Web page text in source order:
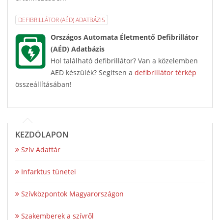
DEFIBRILLÁTOR (AÉD) ADATBÁZIS
Országos Automata Életmentő Defibrillátor
(AÉD) Adatbázis
Hol található defibrillátor? Van a közelemben
AED készülék? Segítsen a defibrillátor térkép
összeállításában!
KEZDŐLAPON
Szív Adattár
Infarktus tünetei
Szívközpontok Magyarországon
Szakemberek a szívről